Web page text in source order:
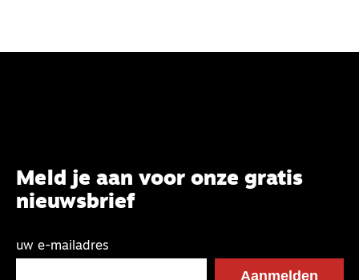
Meld je aan voor onze gratis
nieuwsbrief
uw e-mailadres